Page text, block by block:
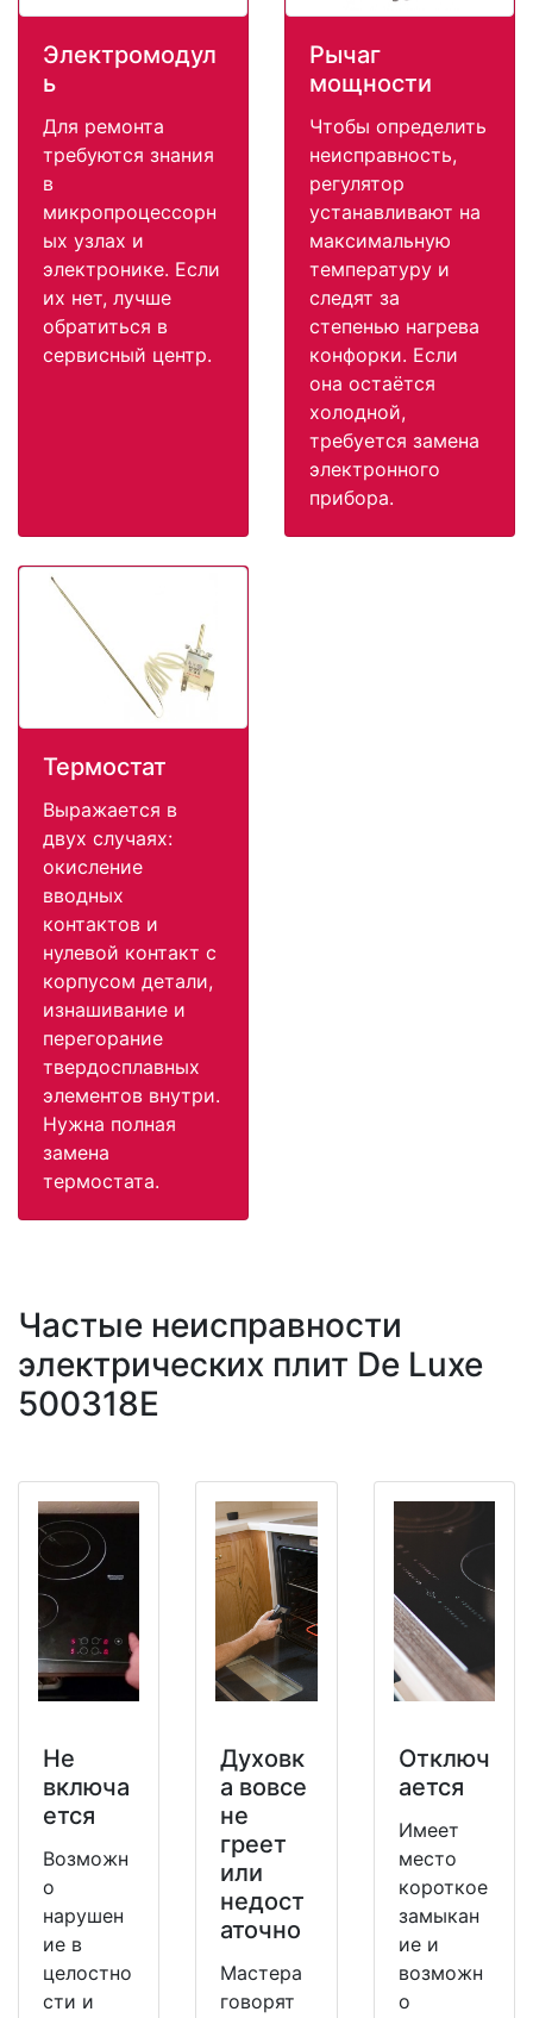
Электромодул
ь
Для ремонта
требуются знания
в
микропроцессорн
ых узлах и
электронике. Если
их нет, лучше
обратиться в
сервисный центр.
Рычаг
мощности
Чтобы определить
неисправность,
регулятор
устанавливают на
максимальную
температуру и
следят за
степенью нагрева
конфорки. Если
она остаётся
холодной,
требуется замена
электронного
прибора.
Термостат
Выражается в
двух случаях:
окисление
вводных
контактов и
нулевой контакт с
корпусом детали,
изнашивание и
перегорание
твердосплавных
элементов внутри.
Нужна полная
замена
термостата.
Частые неисправности
электрических плит De Luxe
500318E
Не
включа
ется
Возможн
о
нарушен
ие в
целостно
сти и
Духовк
а вовсе
не
греет
или
недост
аточно
Мастера
говорят
Отключ
ается
Имеет
место
короткое
замыкан
ие и
возможн
о